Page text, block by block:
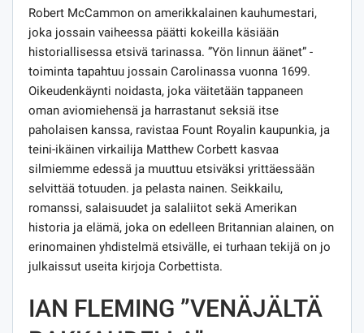
Robert McCammon on amerikkalainen kauhumestari,
joka jossain vaiheessa päätti kokeilla käsiään
historiallisessa etsivä tarinassa. ”Yön linnun äänet” -
toiminta tapahtuu jossain Carolinassa vuonna 1699.
Oikeudenkäynti noidasta, joka väitetään tappaneen
oman aviomiehensä ja harrastanut seksiä itse
paholaisen kanssa, ravistaa Fount Royalin kaupunkia, ja
teini-ikäinen virkailija Matthew Corbett kasvaa
silmiemme edessä ja muuttuu etsiväksi yrittäessään
selvittää totuuden. ja pelasta nainen. Seikkailu,
romanssi, salaisuudet ja salaliitot sekä Amerikan
historia ja elämä, joka on edelleen Britannian alainen, on
erinomainen yhdistelmä etsivälle, ei turhaan tekijä on jo
julkaissut useita kirjoja Corbettista.
IAN FLEMING ”VENÄJÄLTÄ